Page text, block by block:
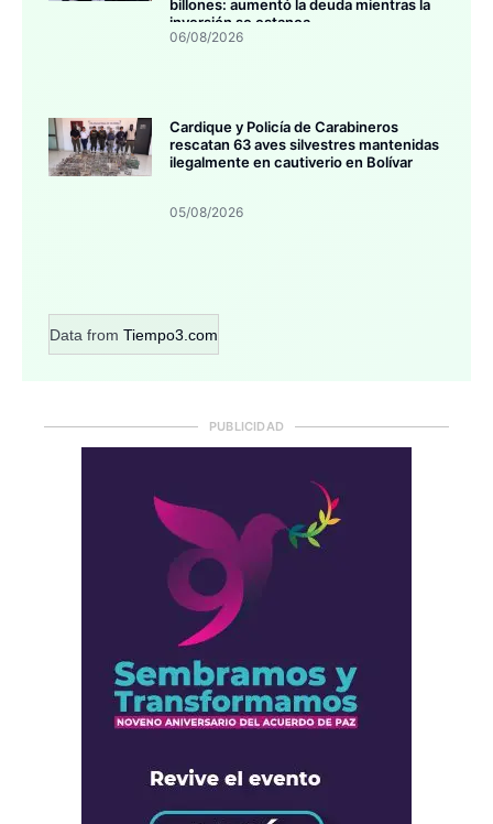
billones: aumentó la deuda mientras la
inversión se estanca
06/08/2026
Cardique y Policía de Carabineros
rescatan 63 aves silvestres mantenidas
ilegalmente en cautiverio en Bolívar
05/08/2026
Data from Tiempo3.com
PUBLICIDAD